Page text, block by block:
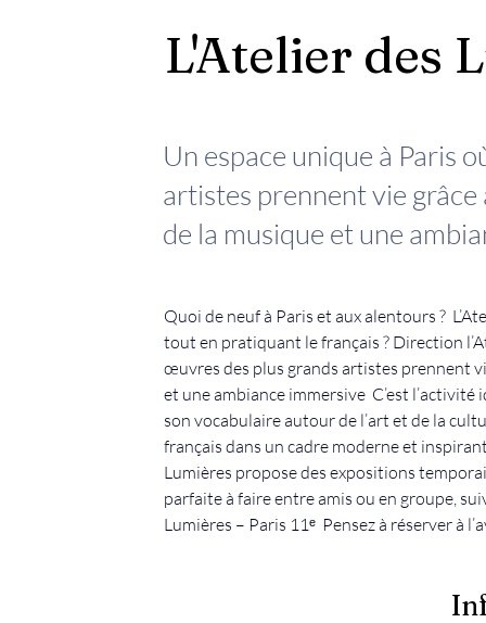
L'Atelier des
Un espace unique à Paris
artistes prennent vie
de la musique et une
Quoi de neuf à Paris et aux alentours ?
tout en pratiquant le français ? Direction
œuvres des plus grands artistes prennent
et une ambiance immersive  C’est
son vocabulaire autour de l’art et de la
français dans un cadre moderne et
Lumières propose des expositions
parfaite à faire entre amis ou en groupe,
Lumières – Paris 11ᵉ  Pensez à réserver à